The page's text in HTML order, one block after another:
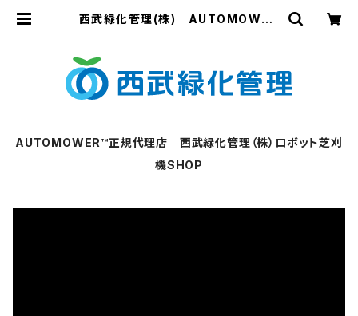
西武緑化管理(株) AUTOMOWER
AUTOMOWER™正規代理店 西武緑化管理（株）ロボット芝刈
機SHOP